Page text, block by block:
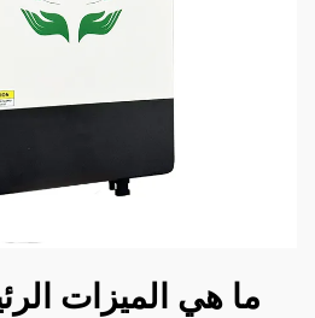
ما هي الميزات